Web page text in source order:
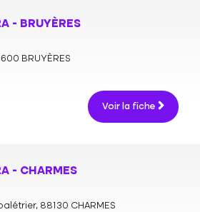
- BRUYÈRES
BRUYÈRES
Voir la fiche
- CHARMES
88130 CHARMES